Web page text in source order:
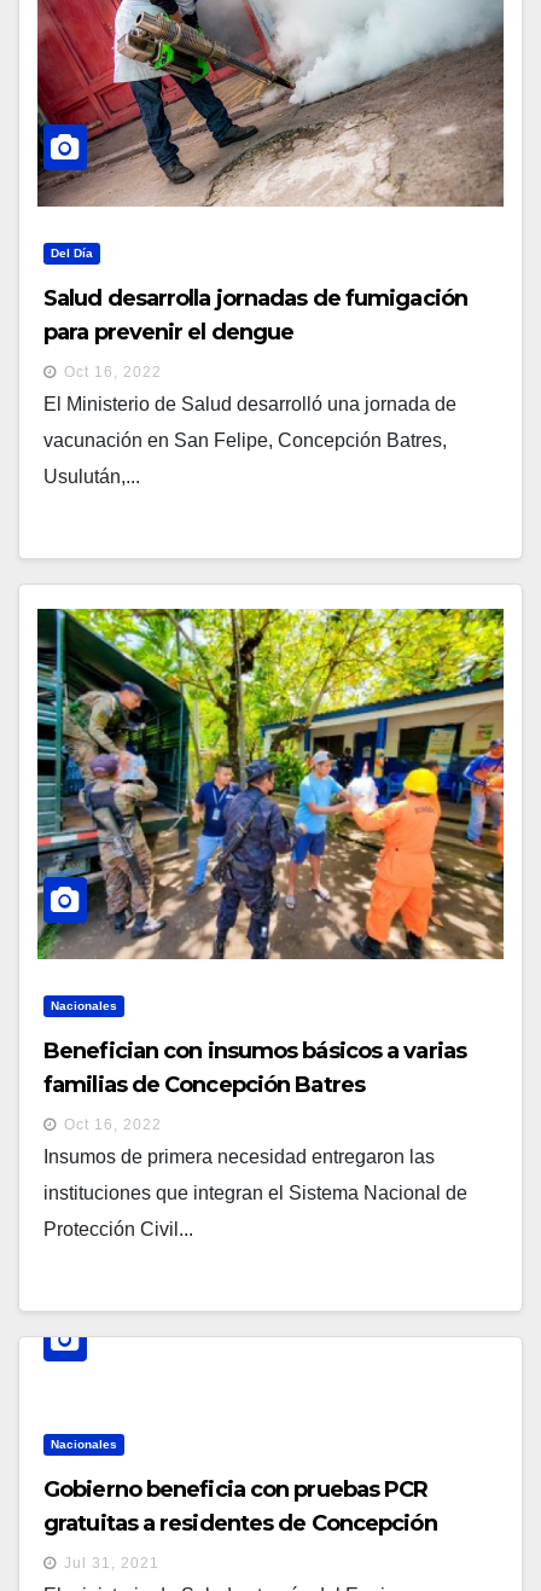
Del Día
Salud desarrolla jornadas de fumigación
para prevenir el dengue
Oct 16, 2022
El Ministerio de Salud desarrolló una jornada de
vacunación en San Felipe, Concepción Batres,
Usulután,...
Nacionales
Benefician con insumos básicos a varias
familias de Concepción Batres
Oct 16, 2022
Insumos de primera necesidad entregaron las
instituciones que integran el Sistema Nacional de
Protección Civil...
Nacionales
Gobierno beneficia con pruebas PCR
gratuitas a residentes de Concepción
Batres, Usulután
Jul 31, 2021